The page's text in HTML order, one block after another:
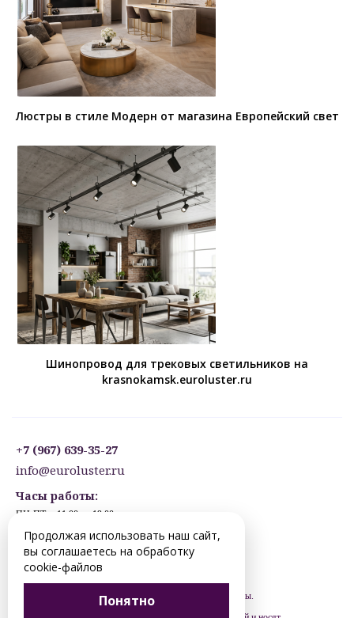
Люстры в стиле Модерн от магазина Европейский свет
Шинопровод для трековых светильников на
krasnokamsk.euroluster.ru
+7 (967) 639-35-27
info@euroluster.ru
Часы работы:
ПН-ПТ: с 11:00 до 19:00
ВС: ВЫХОДНОЙ
Предварительная запись.
© 2012-2026 krasnokamsk.euroluster.ru. Все права защищены.
Продолжая использовать наш сайт,
вы соглашаетесь на обработку
cookie-файлов
Понятно